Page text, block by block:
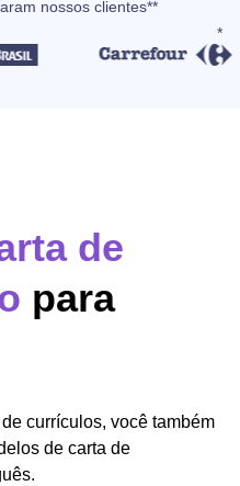
nossos clientes**
de
para
currículos, você também
de carta de